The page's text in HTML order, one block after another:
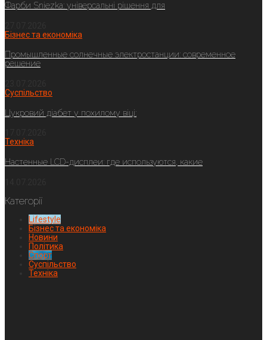
Фарби Sniezka: універсальні рішення для
Бізнес та економіка
Промышленные солнечные электростанции: современное
решение
Суспільство
Цукровий діабет у похилому віці:
Техніка
Настенные LCD-дисплеи: где используются, какие
Категорії
Lifestyle
Бізнес та економіка
Новини
Політика
Спорт
Суспільство
Техніка